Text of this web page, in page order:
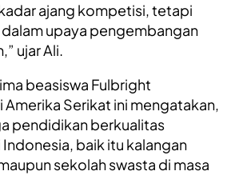
ajang kompetisi, tetapi
upaya pengembangan
ujar Ali.
beasiswa Fulbright
Serikat ini mengatakan,
pendidikan berkualitas
baik itu kalangan
sekolah swasta di masa